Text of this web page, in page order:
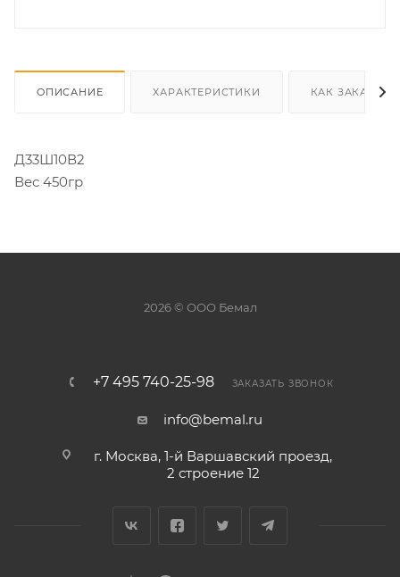
ОПИСАНИЕ ХАРАКТЕРИСТИКИ КАК ЗАКАЗАТЬ
Д33Ш10В2
Вес 450гр
2026 © ООО Бемал
+7 495 740-25-98 ЗАКАЗАТЬ ЗВОНОК
info@bemal.ru
г. Москва, 1-й Варшавский проезд,
2 строение 12